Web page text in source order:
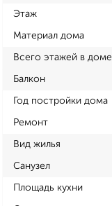
Этаж
Материал дома
Всего этажей в доме
Балкон
Год постройки дома
Ремонт
Вид жилья
Санузел
Площадь кухни